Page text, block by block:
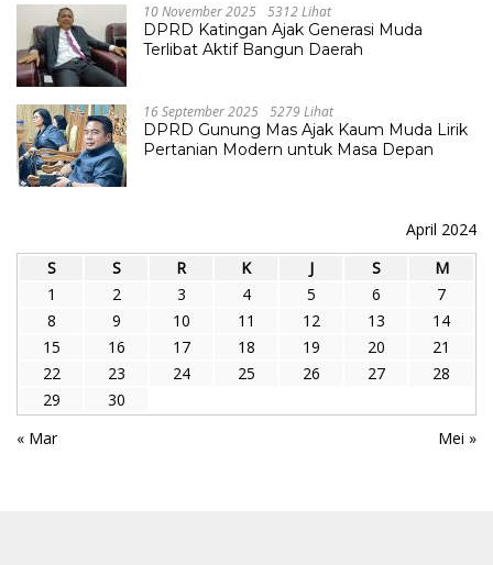
10 November 2025 5312 Lihat
DPRD Katingan Ajak Generasi Muda
Terlibat Aktif Bangun Daerah
16 September 2025 5279 Lihat
DPRD Gunung Mas Ajak Kaum Muda Lirik
Pertanian Modern untuk Masa Depan
April 2024
S
S R K J S
M
1
2 3 4 5 6
7
8
9 10 11 12 13
14
15
16 17 18 19 20
21
22
23 24 25 26 27
28
29
30
« Mar
Mei »